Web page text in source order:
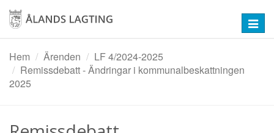
Hoppa
huvudinnehåll
Hem
Ärenden
LF 4/2024-2025
Remissdebatt - Ändringar i kommunalbeskattningen
2025